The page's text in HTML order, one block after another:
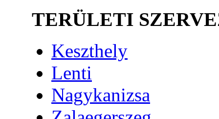
TERÜLETI
Keszthely
Lenti
Nagykanizsa